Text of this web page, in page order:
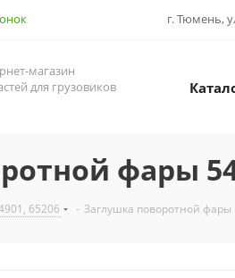
г. Тюмень,
магазин
для грузовиков
фары
65206 - Заглушка поворотной фары